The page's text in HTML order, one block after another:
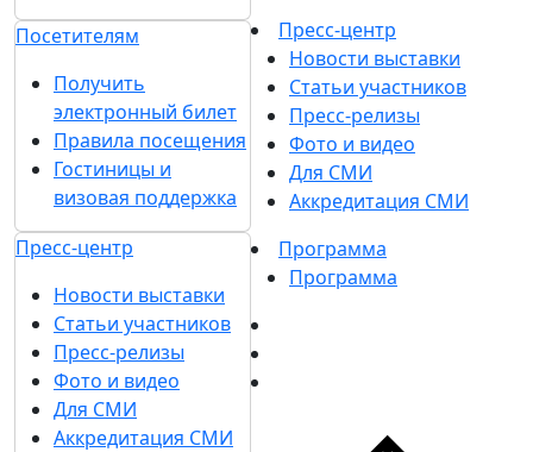
Посетителям
Получить
электронный билет
Правила посещения
Гостиницы и
визовая поддержка
Пресс-центр
Новости выставки
Статьи участников
Пресс-релизы
Фото и видео
Для СМИ
Аккредитация СМИ
Пресс-центр
Новости выставки
Статьи участников
Пресс-релизы
Фото и видео
Для СМИ
Аккредитация СМИ
Программа
Программа